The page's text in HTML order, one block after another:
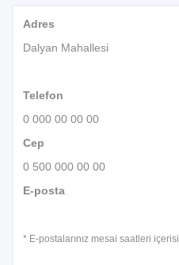
Adres
Dalyan Mahallesi
Telefon
0 000 00 00 00
Cep
0 500 000 00 00
E-posta
* E-postalarınız mesai saatleri